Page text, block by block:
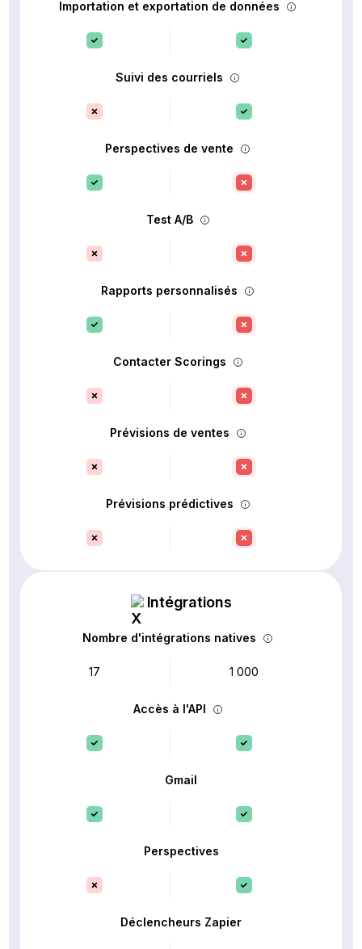
Importation et exportation de données
Suivi des courriels
Perspectives de vente
Test A/B
Rapports personnalisés
Contacter Scorings
Prévisions de ventes
Prévisions prédictives
Intégrations
Nombre d'intégrations natives
17 1 000
Accès à l'API
Gmail
Perspectives
Déclencheurs Zapier